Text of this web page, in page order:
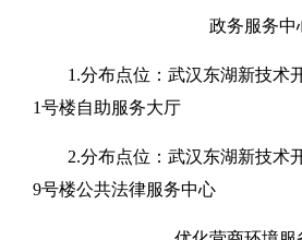
政务服务中
1.分布点位：武汉东湖新技术
1号楼自助服务大厅
2.分布点位：武汉东湖新技术
9号楼公共法律服务中心